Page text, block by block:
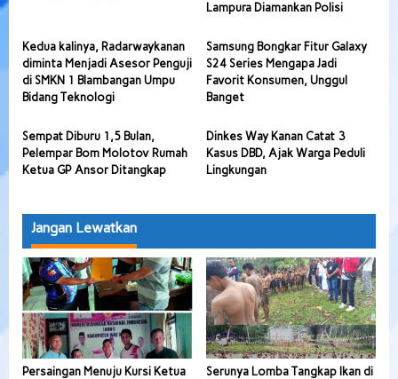
Lampura Diamankan Polisi
Kedua kalinya, Radarwaykanan
diminta Menjadi Asesor Penguji
di SMKN 1 Blambangan Umpu
Bidang Teknologi
Samsung Bongkar Fitur Galaxy
S24 Series Mengapa Jadi
Favorit Konsumen, Unggul
Banget
Sempat Diburu 1,5 Bulan,
Pelempar Bom Molotov Rumah
Ketua GP Ansor Ditangkap
Dinkes Way Kanan Catat 3
Kasus DBD, Ajak Warga Peduli
Lingkungan
Jangan Lewatkan
Persaingan Menuju Kursi Ketua
Serunya Lomba Tangkap Ikan di